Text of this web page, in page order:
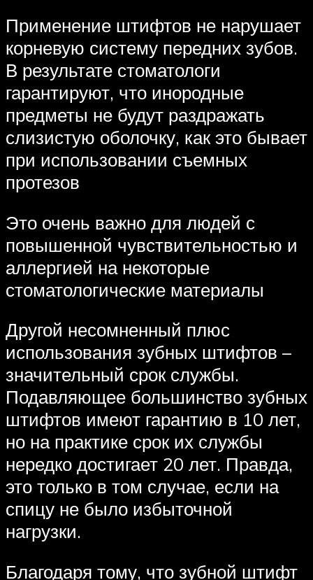
Применение штифтов не нарушает
корневую систему передних зубов.
В результате стоматологи
гарантируют, что инородные
предметы не будут раздражать
слизистую оболочку, как это бывает
при использовании съемных
протезов
Это очень важно для людей с
повышенной чувствительностью и
аллергией на некоторые
стоматологические материалы
Другой несомненный плюс
использования зубных штифтов –
значительный срок службы.
Подавляющее большинство зубных
штифтов имеют гарантию в 10 лет,
но на практике срок их службы
нередко достигает 20 лет. Правда,
это только в том случае, если на
спицу не было избыточной
нагрузки.
Благодаря тому, что зубной штифт